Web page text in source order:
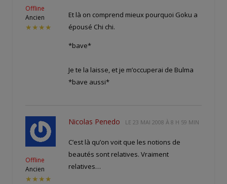
Offline
Ancien
★★★★
Et là on comprend mieux pourquoi Goku a
épousé Chi chi.
*bave*
Je te la laisse, et je m’occuperai de Bulma
*bave aussi*
Offline
Ancien
★★★★
Nicolas Penedo LE 23 MAI 2008 À 8 H 59 MIN
C’est là qu’on voit que les notions de
beautés sont relatives. Vraiment
relatives…